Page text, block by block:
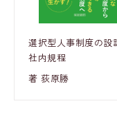
選択型人事制度の設
社内規程
著 荻原勝